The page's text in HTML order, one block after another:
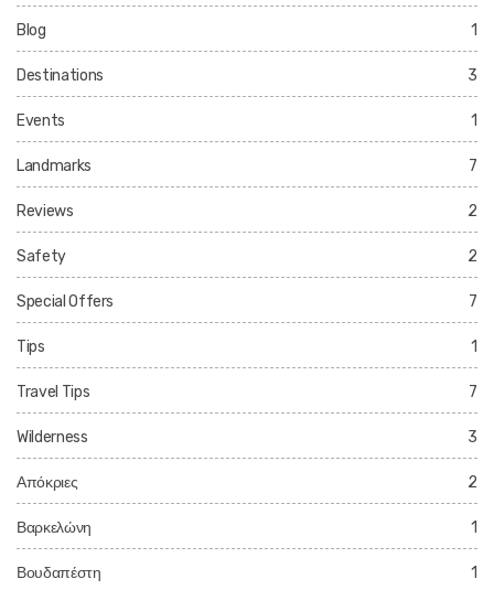
Blog 1
Destinations 3
Events 1
Landmarks 7
Reviews 2
Safety 2
Special Offers 7
Tips 1
Travel Tips 7
Wilderness 3
Απόκριες 2
Βαρκελώνη 1
Βουδαπέστη 1